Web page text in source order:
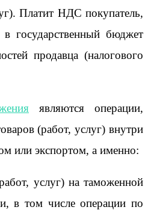
Платит НДС покупатель,
государственный бюджет
продавца (налогового
являются операции,
(работ, услуг) внутри
или экспортом, а именно:
услуг) на таможенной
в том числе операции по